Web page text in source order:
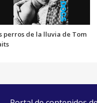
perros de la lluvia de Tom